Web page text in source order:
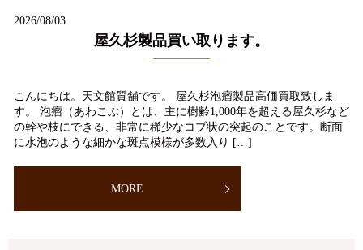
2026/08/03
屋久杉製品買い取ります。
こんにちは。天文館質舗です。 屋久杉泡瘤製品高価買取致しま
す。 泡瘤（あわこぶ）とは、主に樹齢1,000年を超える屋久杉など
の幹や枝にできる、非常に稀少なコブ状の突起のことです。断面
に水泡のような細かな斑点模様が多数入り […]
MORE